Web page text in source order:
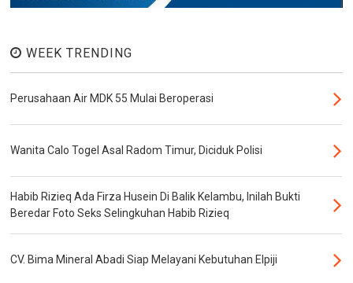
WEEK TRENDING
Perusahaan Air MDK 55 Mulai Beroperasi
Wanita Calo Togel Asal Radom Timur, Diciduk Polisi
Habib Rizieq Ada Firza Husein Di Balik Kelambu, Inilah Bukti
Beredar Foto Seks Selingkuhan Habib Rizieq
CV. Bima Mineral Abadi Siap Melayani Kebutuhan Elpiji